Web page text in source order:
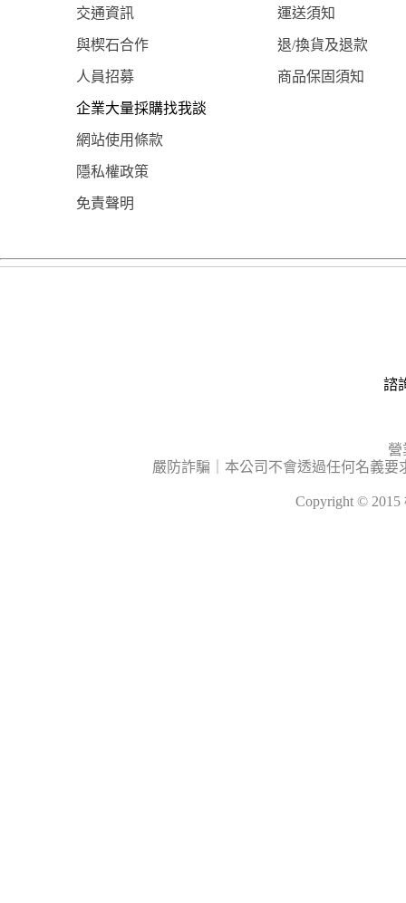
交通資訊 運送須知
與楔石合作 退/換貨及退款
人員招募 商品保固須知
企業大量採購找我談
網站使用條款
隱私權政策
免責聲明
諮
營
嚴防詐騙｜本公司不會透過任何名義
Copyright ©